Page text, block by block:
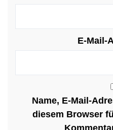
E-Mail-
Name, E-Mail-
diesem Browser